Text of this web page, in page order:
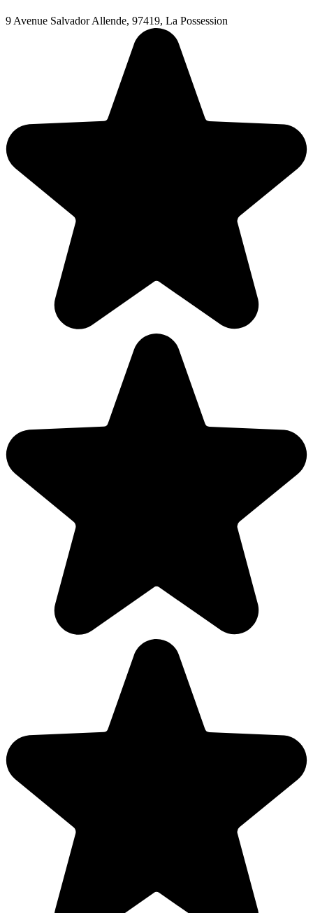
9 Avenue Salvador Allende, 97419, La Possession